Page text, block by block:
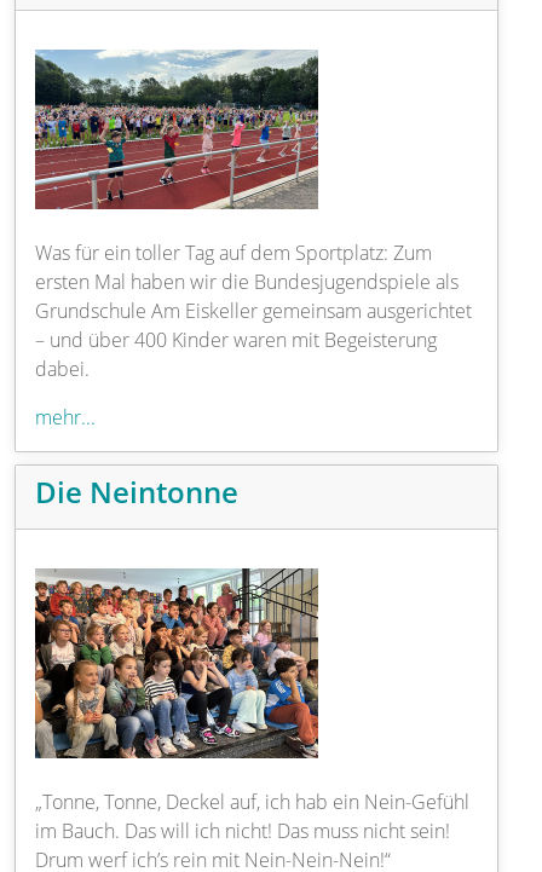
Was für ein toller Tag auf dem Sportplatz: Zum
ersten Mal haben wir die Bundesjugendspiele als
Grundschule Am Eiskeller gemeinsam ausgerichtet
– und über 400 Kinder waren mit Begeisterung
dabei.
mehr...
Die Neintonne
„Tonne, Tonne, Deckel auf, ich hab ein Nein-Gefühl
im Bauch. Das will ich nicht! Das muss nicht sein!
Drum werf ich’s rein mit Nein-Nein-Nein!“